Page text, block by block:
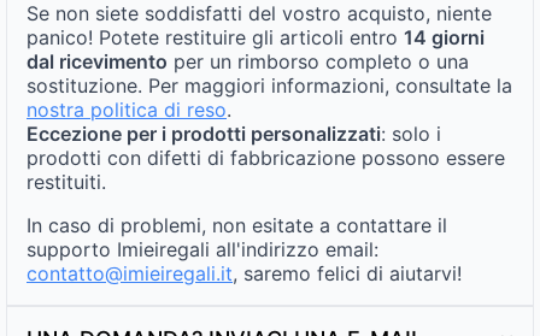
Se non siete soddisfatti del vostro acquisto, niente
panico! Potete restituire gli articoli entro 14 giorni
dal ricevimento per un rimborso completo o una
sostituzione. Per maggiori informazioni, consultate la
nostra politica di reso.
Eccezione per i prodotti personalizzati: solo i
prodotti con difetti di fabbricazione possono essere
restituiti.
In caso di problemi, non esitate a contattare il
supporto Imieiregali all'indirizzo email:
contatto@imieiregali.it, saremo felici di aiutarvi!